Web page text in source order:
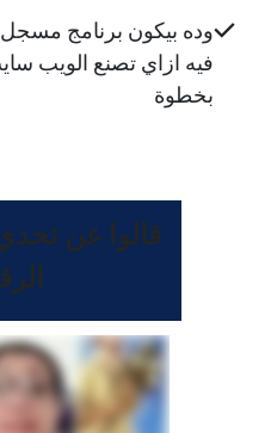
فيه ازاي تصنع الويب
بخطوة
قالوا عن